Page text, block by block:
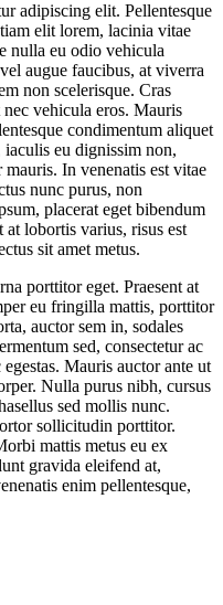
adipiscing elit. Pellentesque
elit lorem, lacinia vitae
nulla eu odio vehicula
augue faucibus, at viverra
non scelerisque. Cras
vehicula eros. Mauris
condimentum aliquet
eu dignissim non,
mauris. In venenatis est vitae
nunc purus, non
placerat eget bibendum
lobortis varius, risus est
sit amet metus.
porttitor eget. Praesent at
eu fringilla mattis, porttitor
auctor sem in, sodales
sed, consectetur ac
Mauris auctor ante ut
Nulla purus nibh, cursus
sed mollis nunc.
sollicitudin porttitor.
mattis metus eu ex
gravida eleifend at,
enim pellentesque,